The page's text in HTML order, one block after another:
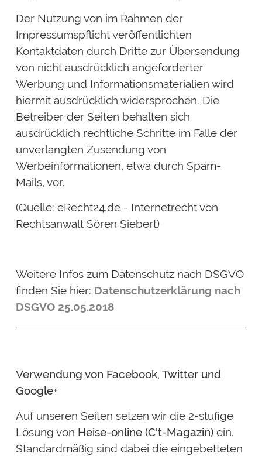
Der Nutzung von im Rahmen der
Impressumspflicht veröffentlichten
Kontaktdaten durch Dritte zur Übersendung
von nicht ausdrücklich angeforderter
Werbung und Informationsmaterialien wird
hiermit ausdrücklich widersprochen. Die
Betreiber der Seiten behalten sich
ausdrücklich rechtliche Schritte im Falle der
unverlangten Zusendung von
Werbeinformationen, etwa durch Spam-
Mails, vor.
(Quelle: eRecht24.de - Internetrecht von
Rechtsanwalt Sören Siebert)
Weitere Infos zum Datenschutz nach DSGVO
finden Sie hier: Datenschutzerklärung nach
DSGVO 25.05.2018
Verwendung von Facebook, Twitter und
Google+
Auf unseren Seiten setzen wir die 2-stufige
Lösung von Heise-online (C't-Magazin)ein.
Standardmäßig sind dabei die eingebetteten